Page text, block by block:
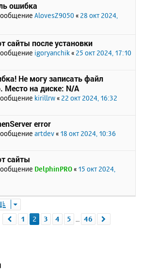
ошибка
AlovesZ9050 « 28 окт 2024,
сайты после установки
igoryanchik « 25 окт 2024, 17:10
Не могу записать файл
Место на диске: N/A
kirillrw « 22 окт 2024, 16:32
error
artdev « 18 окт 2024, 10:36
сайты
DelphinPRO « 15 окт 2024,
2из46
Пред.
1 2 3 4 5 46